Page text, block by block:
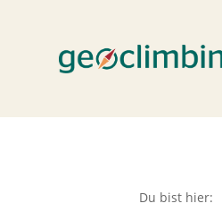
Du bist hier: